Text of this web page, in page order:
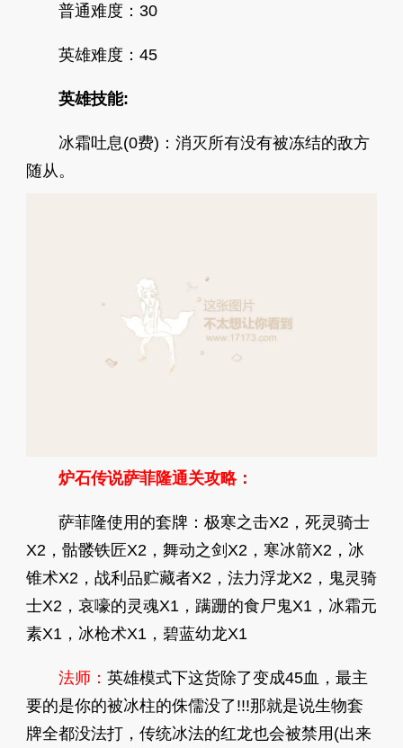
普通难度：30
英雄难度：45
英雄技能:
冰霜吐息(0费)：消灭所有没有被冻结的敌方
随从。
炉石传说萨菲隆通关攻略：
萨菲隆使用的套牌：极寒之击X2，死灵骑士
X2，骷髅铁匠X2，舞动之剑X2，寒冰箭X2，冰
锥术X2，战利品贮藏者X2，法力浮龙X2，鬼灵骑
士X2，哀嚎的灵魂X1，蹒跚的食尸鬼X1，冰霜元
素X1，冰枪术X1，碧蓝幼龙X1
法师： 英雄模式下这货除了变成45血，最主
要的是你的被冰柱的侏儒没了!!!那就是说生物套
牌全都没法打，传统冰法的红龙也会被禁用(出来